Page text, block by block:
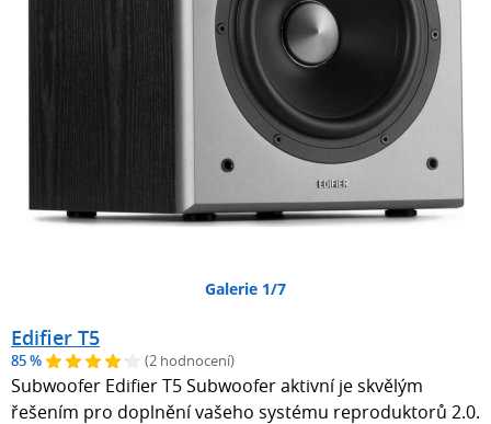
Galerie 1/7
Edifier T5
85 % (2 hodnocení)
Subwoofer Edifier T5 Subwoofer aktivní je skvělým
řešením pro doplnění vašeho systému reproduktorů 2.0.